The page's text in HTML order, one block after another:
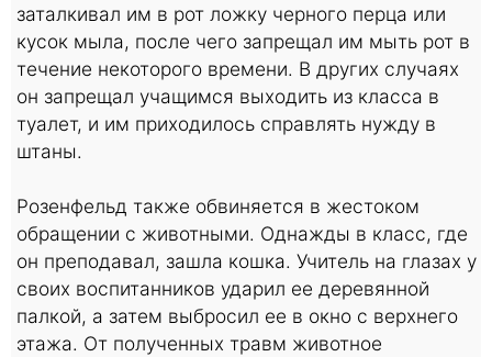
заталкивал им в рот ложку черного перца или
кусок мыла, после чего запрещал им мыть рот в
течение некоторого времени. В других случаях
он запрещал учащимся выходить из класса в
туалет, и им приходилось справлять нужду в
штаны.
Розенфельд также обвиняется в жестоком
обращении с животными. Однажды в класс, где
он преподавал, зашла кошка. Учитель на глазах у
своих воспитанников ударил ее деревянной
палкой, а затем выбросил ее в окно с верхнего
этажа. От полученных травм животное